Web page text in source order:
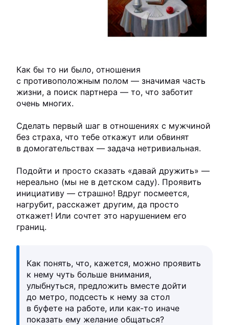
Как бы то ни было, отношения
с противоположным полом — значимая часть
жизни, а поиск партнера — то, что заботит
очень многих.
Сделать первый шаг в отношениях с мужчиной
без страха, что тебе откажут или обвинят
в домогательствах — задача нетривиальная.
Подойти и просто сказать «давай дружить» —
нереально (мы не в детском саду). Проявить
инициативу — страшно! Вдруг посмеется,
нагрубит, расскажет другим, да просто
откажет! Или сочтет это нарушением его
границ.
Как понять, что, кажется, можно проявить
к нему чуть больше внимания,
улыбнуться, предложить вместе дойти
до метро, подсесть к нему за стол
в буфете на работе, или как-то иначе
показать ему желание общаться?